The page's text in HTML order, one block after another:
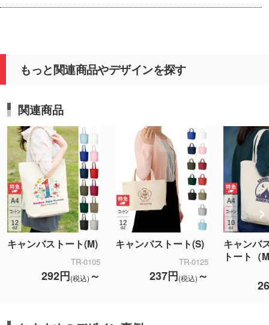
もっと関連商品やデザインを探す
関連商品
キャンバストート(M)
TR-0105
292円(税込) ～
キャンバストート(S)
TR-0125
237円(税込) ～
キャンバ
トート（